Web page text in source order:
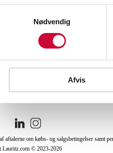
Nødvendig
Afvis
aftalerne om købs- og salgsbetingelser samt
Lauritz.com © 2023-2026